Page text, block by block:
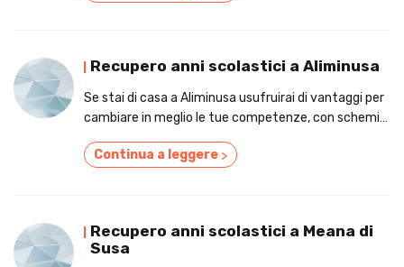
Recupero anni scolastici a Aliminusa
Se stai di casa a Aliminusa usufruirai di vantaggi per
cambiare in meglio le tue competenze, con schemi
Continua a leggere >
Recupero anni scolastici a Meana di
Susa